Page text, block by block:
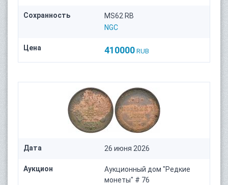
Сохранность
MS62 RB
NGC
Цена 410000 RUB
Дата 26 июня 2026
Аукцион
Аукционный дом "Редкие
монеты" # 76